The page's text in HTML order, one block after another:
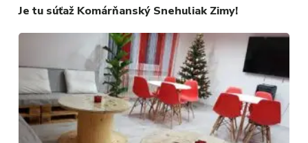
Je tu súťaž Komárňanský Snehuliak Zimy!